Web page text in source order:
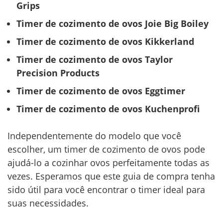
Grips
Timer de cozimento de ovos Joie Big Boiley
Timer de cozimento de ovos Kikkerland
Timer de cozimento de ovos Taylor
Precision Products
Timer de cozimento de ovos Eggtimer
Timer de cozimento de ovos Kuchenprofi
Independentemente do modelo que você
escolher, um timer de cozimento de ovos pode
ajudá-lo a cozinhar ovos perfeitamente todas as
vezes. Esperamos que este guia de compra tenha
sido útil para você encontrar o timer ideal para
suas necessidades.